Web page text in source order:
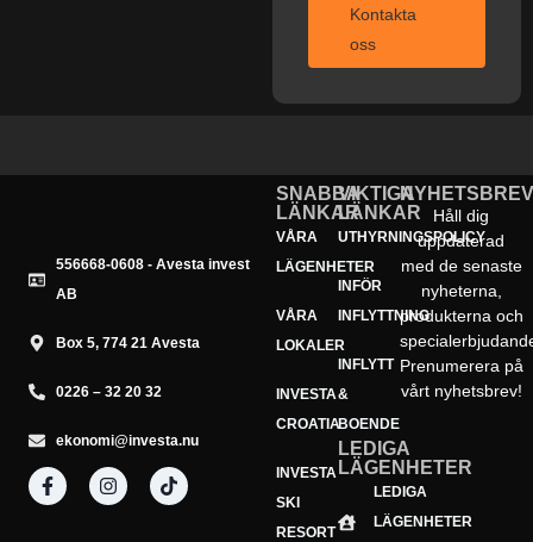
Kontakta
oss
556668-0608 - Avesta invest
AB
Box 5, 774 21 Avesta
0226 – 32 20 32
ekonomi@investa.nu
SNABBA
LÄNKAR
VÅRA
LÄGENHETER
VÅRA
LOKALER
INVESTA
CROATIA
INVESTA
SKI
RESORT
VIKTIGA
LÄNKAR
UTHYRNINGSPOLICY
INFÖR
INFLYTTNING
INFLYTT
&
BOENDE
LEDIGA
LÄGENHETER
LEDIGA
LÄGENHETER
NYHETSBREV
Håll dig
uppdaterad
med de senaste
nyheterna,
produkterna och
Prenumerera på
vårt nyhetsbrev!
E-
postadress
Prenumerera